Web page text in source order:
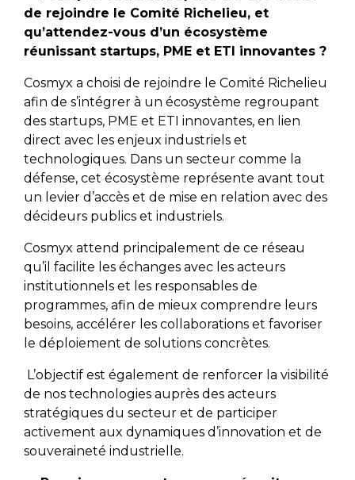
de rejoindre le Comité Richelieu, et
qu’attendez-vous d’un écosystème
réunissant startups, PME et ETI innovantes ?
Cosmyx a choisi de rejoindre le Comité Richelieu
afin de s’intégrer à un écosystème regroupant
des startups, PME et ETI innovantes, en lien
direct avec les enjeux industriels et
technologiques. Dans un secteur comme la
défense, cet écosystème représente avant tout
un levier d’accès et de mise en relation avec des
décideurs publics et industriels.
Cosmyx attend principalement de ce réseau
qu’il facilite les échanges avec les acteurs
institutionnels et les responsables de
programmes, afin de mieux comprendre leurs
besoins, accélérer les collaborations et favoriser
le déploiement de solutions concrètes.
L’objectif est également de renforcer la visibilité
de nos technologies auprès des acteurs
stratégiques du secteur et de participer
activement aux dynamiques d’innovation et de
souveraineté industrielle.